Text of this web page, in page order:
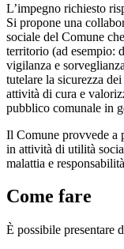
L’impegno richiesto
Si propone una
sociale del Comune
territorio (ad esempio:
vigilanza e
tutelare la sicurezza
attività di cura e
pubblico comunale in
Il Comune provvede a
in attività di utilità
malattia e
Come fare
È possibile presentare